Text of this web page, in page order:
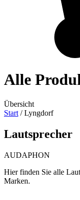
Alle
Übersicht
Start / Lyngdorf
Lautsprecher
AUDAPHON
Hier finden Sie alle
Marken.